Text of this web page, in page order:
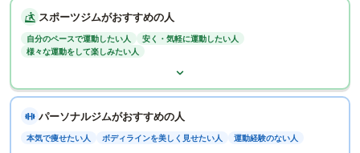
スポーツジムがおすすめの人
自分のペースで運動したい人
安く・気軽に運動したい人
様々な運動をして楽しみたい人
パーソナルジムがおすすめの人
本気で痩せたい人 ボディラインを美しく見せたい人 運動経験のない人